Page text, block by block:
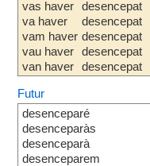
vas haver
va haver
vam haver
vau haver
van haver
desencepat
desencepat
desencepat
desencepat
desencepat
Futur
desenceparé
desenceparàs
desenceparà
desenceparem